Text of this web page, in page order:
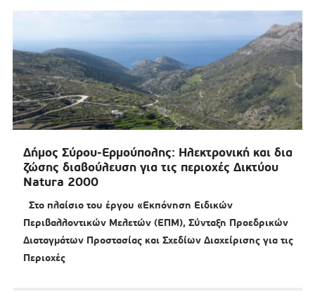
Δήμος Σύρου-Ερμούπολης: Ηλεκτρονική και δια
ζώσης διαβούλευση για τις περιοχές Δικτύου
Natura 2000
Στο πλαίσιο του έργου «Εκπόνηση Ειδικών
Περιβαλλοντικών Μελετών (ΕΠΜ), Σύνταξη Προεδρικών
∆ιαταγµάτων Προστασίας και Σχεδίων ∆ιαχείρισης για τις
Περιοχές